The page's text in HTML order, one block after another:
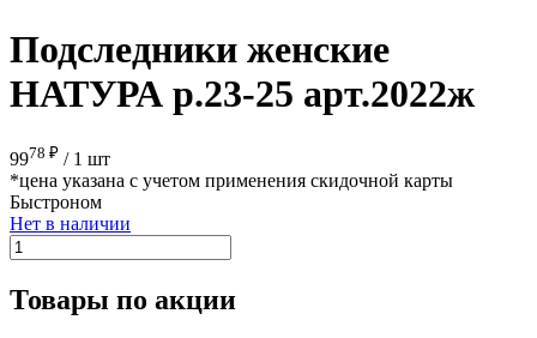
Подследники женские
НАТУРА р.23-25 арт.2022ж
9978 ₽ / 1 шт
*цена указана с учетом применения скидочной карты
Быстроном
Нет в наличии
Товары по акции